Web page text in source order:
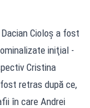
Cioloş a fost
iniţial -
Cristina
retras după ce,
în care Andrei